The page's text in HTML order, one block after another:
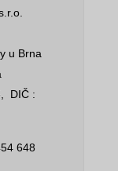
u Brna
DIČ :
648